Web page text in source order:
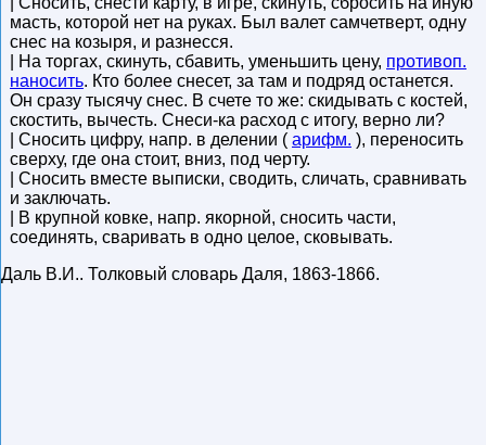
масть, которой нет на руках. Был валет самчетверт, одну
снес на козыря, и разнесся.
| На торгах, скинуть, сбавить, уменьшить цену, противоп.
наносить. Кто более снесет, за там и подряд останется.
Он сразу тысячу снес. В счете то же: скидывать с костей,
скостить, вычесть. Снеси-ка расход с итогу, верно ли?
| Сносить цифру, напр. в делении ( арифм. ), переносить
сверху, где она стоит, вниз, под черту.
| Сносить вместе выписки, сводить, сличать, сравнивать
и заключать.
| В крупной ковке, напр. якорной, сносить части,
соединять, сваривать в одно целое, сковывать.
Даль В.И.. Толковый словарь Даля, 1863-1866.